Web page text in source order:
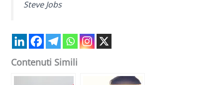
Steve Jobs
Contenuti Simili